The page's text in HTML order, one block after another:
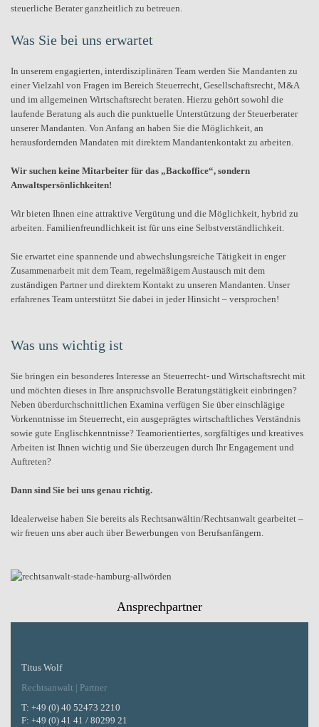
steuerliche Berater ganzheitlich zu betreuen.
Was Sie bei uns erwartet
In unserem engagierten, interdisziplinären Team werden Sie Mandanten zu
einer Vielzahl von Fragen im Bereich Steuerrecht, Gesellschaftsrecht, M&A
und im allgemeinen Wirtschaftsrecht beraten. Hierzu gehört sowohl die
laufende Beratung als auch die punktuelle Unterstützung der Steuerberater
unserer Mandanten. Von Anfang an haben Sie die Möglichkeit, an
herausfordernden Mandaten mit direktem Mandantenkontakt zu arbeiten.
Wir suchen keine Mitarbeiter für das „Backoffice“, sondern
Anwaltspersönlichkeiten!
Wir bieten Ihnen eine attraktive Vergütung und die Möglichkeit, hybrid zu
arbeiten. Familienfreundlichkeit ist für uns eine Selbstverständlichkeit.
Sie erwartet eine spannende und abwechslungsreiche Tätigkeit in enger
Zusammenarbeit mit dem Team, regelmäßigem Austausch mit dem
zuständigen Partner und direktem Kontakt zu unseren Mandanten. Unser
erfahrenes Team unterstützt Sie dabei in jeder Hinsicht – versprochen!
Was uns wichtig ist
Sie bringen ein besonderes Interesse an Steuerrecht- und Wirtschaftsrecht mit
und möchten dieses in Ihre anspruchsvolle Beratungstätigkeit einbringen?
Neben überdurchschnittlichen Examina verfügen Sie über einschlägige
Vorkenntnisse im Steuerrecht, ein ausgeprägtes wirtschaftliches Verständnis
sowie gute Englischkenntnisse? Teamorientiertes, sorgfältiges und kreatives
Arbeiten ist Ihnen wichtig und Sie überzeugen durch Ihr Engagement und
Auftreten?
Dann sind Sie bei uns genau richtig.
Idealerweise haben Sie bereits als Rechtsanwältin/Rechtsanwalt gearbeitet –
wir freuen uns aber auch über Bewerbungen von Berufsanfängern.
Ansprechpartner
Titus Wolf
Rechtsanwalt | Partner
T: +49 (0) 40 52473 2210
F: +49 (0) 41 41 / 80299 21